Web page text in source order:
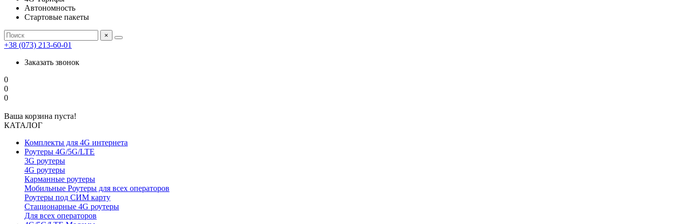
Автономность
Стартовые пакеты
×
+38 (073) 213-60-01
Заказать звонок
0
0
0
Ваша корзина пуста!
КАТАЛОГ
Комплекты для 4G интернета
Роутеры 4G/5G/LTE
3G роутеры
4G роутеры
Карманные роутеры
Мобильные Роутеры для всех операторов
Роутеры под СИМ карту
Стационарные 4G роутеры
Для всех операторов